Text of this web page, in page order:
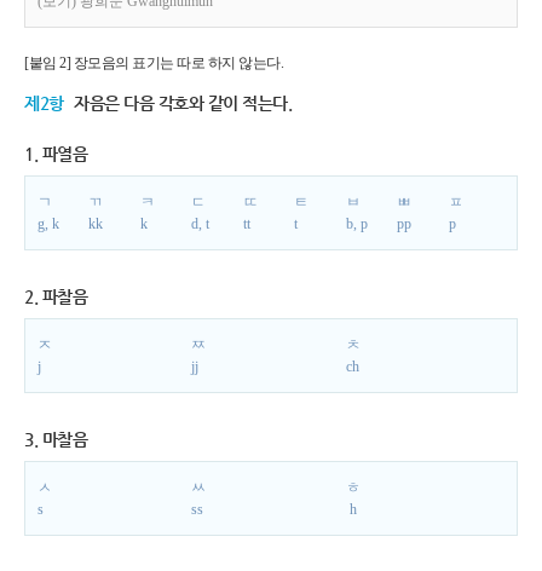
[붙임 2] 장모음의 표기는 따로 하지 않는다.
제2항 자음은 다음 각호와 같이 적는다.
1. 파열음
ㄱ
g, k
ㄲ
kk
ㅋ
k
ㄷ
d, t
ㄸ
tt
ㅌ
t
ㅂ
b, p
ㅃ
pp
ㅍ
p
2. 파찰음
ㅈ
j
ㅉ
jj
ㅊ
ch
3. 마찰음
ㅅ
s
ㅆ
ss
ㅎ
h